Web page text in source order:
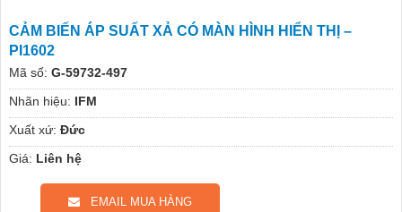
CẢM BIẾN ÁP SUẤT XẢ CÓ MÀN HÌNH HIỂN THỊ –
PI1602
Mã số: G-59732-497
Nhãn hiệu: IFM
Xuất xứ: Đức
Giá: Liên hệ
EMAIL MUA HÀNG